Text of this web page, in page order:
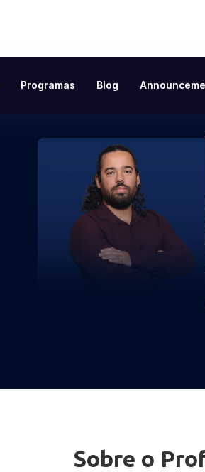
Programas Blog
Sobre o